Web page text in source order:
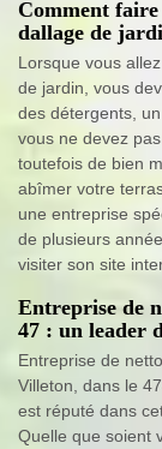
Comment faire
dallage de
Lorsque vous
de jardin, vous
des détergents,
vous ne devez
toutefois de bien
abîmer votre
une entreprise
de plusieurs
visiter son site
Entreprise de
47 : un leader
Entreprise de
Villeton, dans le
est réputé dans
Quelle que soient